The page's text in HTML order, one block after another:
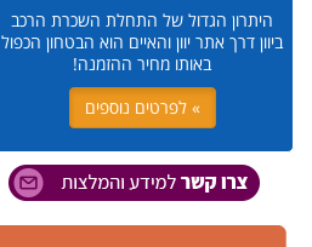
היתרון הגדול של התחלת השכרת הרכב
ביוון דרך אתר יוון והאיים הוא הבטחון הכפול
באותו מחיר ההזמנה!
» לפרטים נוספים